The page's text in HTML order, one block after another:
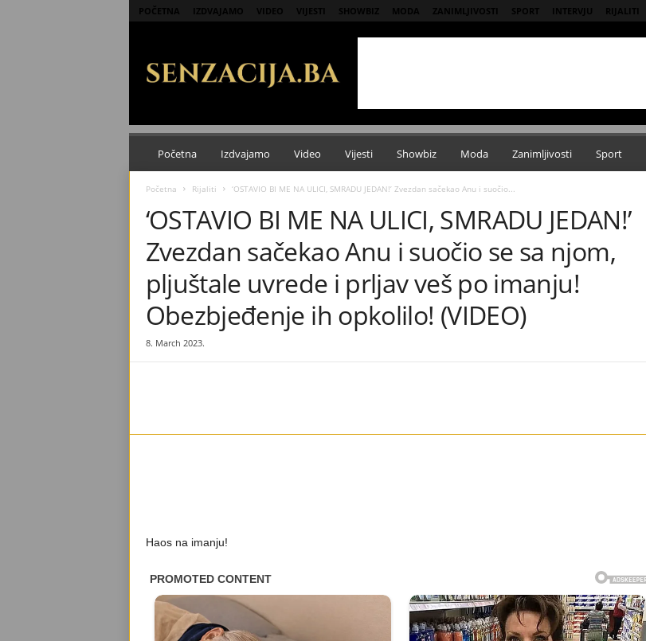
POČETNA IZDVAJAMO VIDEO VIJESTI SHOWBIZ MODA ZANIMLJIVOSTI SPORT INTERVJU RIJALITI
i
a
Početna Izdvajamo Video Vijesti Showbiz Moda Zanimljivosti Sport
Početna Rijaliti ‘OSTAVIO BI ME NA ULICI, SMRADU JEDAN!’ Zvezdan sačekao Anu i suočio...
‘OSTAVIO BI ME NA ULICI, SMRADU JEDAN!’
Zvezdan sačekao Anu i suočio se sa njom,
pljuštale uvrede i prljav veš po imanju!
Obezbjeđenje ih opkolilo! (VIDEO)
8. March 2023.
Haos na imanju!